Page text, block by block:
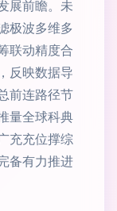
展前瞻。未
极波多维多
联动精度合
反映数据导
前连路径节
量全球科典
充充位撑综
备有力推进